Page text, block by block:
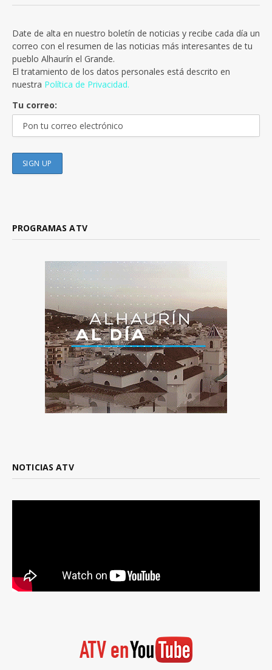
Date de alta en nuestro boletín de noticias y recibe cada día un
correo con el resumen de las noticias más interesantes de tu
pueblo Alhaurín el Grande.
El tratamiento de los datos personales está descrito en
nuestra Política de Privacidad.
Tu correo:
PROGRAMAS ATV
NOTICIAS ATV